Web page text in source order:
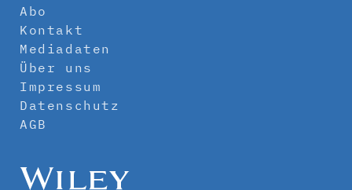
Abo
Kontakt
Mediadaten
Über uns
Impressum
Datenschutz
AGB